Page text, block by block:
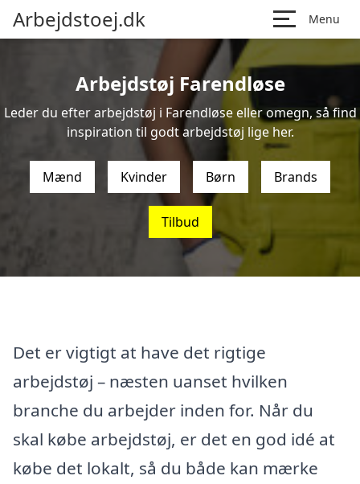
Arbejdstoej.dk Menu
Arbejdstøj Farendløse
Leder du efter arbejdstøj i Farendløse eller omegn, så find
inspiration til godt arbejdstøj lige her.
Mænd Kvinder Børn Brands
Tilbud
Det er vigtigt at have det rigtige
arbejdstøj – næsten uanset hvilken
branche du arbejder inden for. Når du
skal købe arbejdstøj, er det en god idé at
købe det lokalt, så du både kan mærke